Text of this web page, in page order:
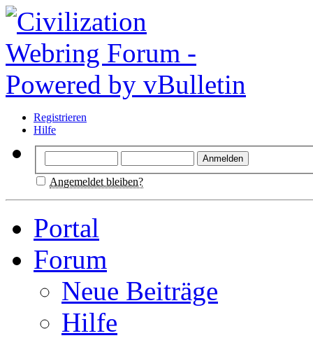
Registrieren
Hilfe
Angemeldet bleiben?
Portal
Forum
Neue Beiträge
Hilfe